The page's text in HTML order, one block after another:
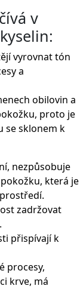
v
vyrovnat tón
a
obilovin a
proto je
se sklonem k
nezpůsobuje
která je
zadržovat
přispívají k
procesy,
krve, má